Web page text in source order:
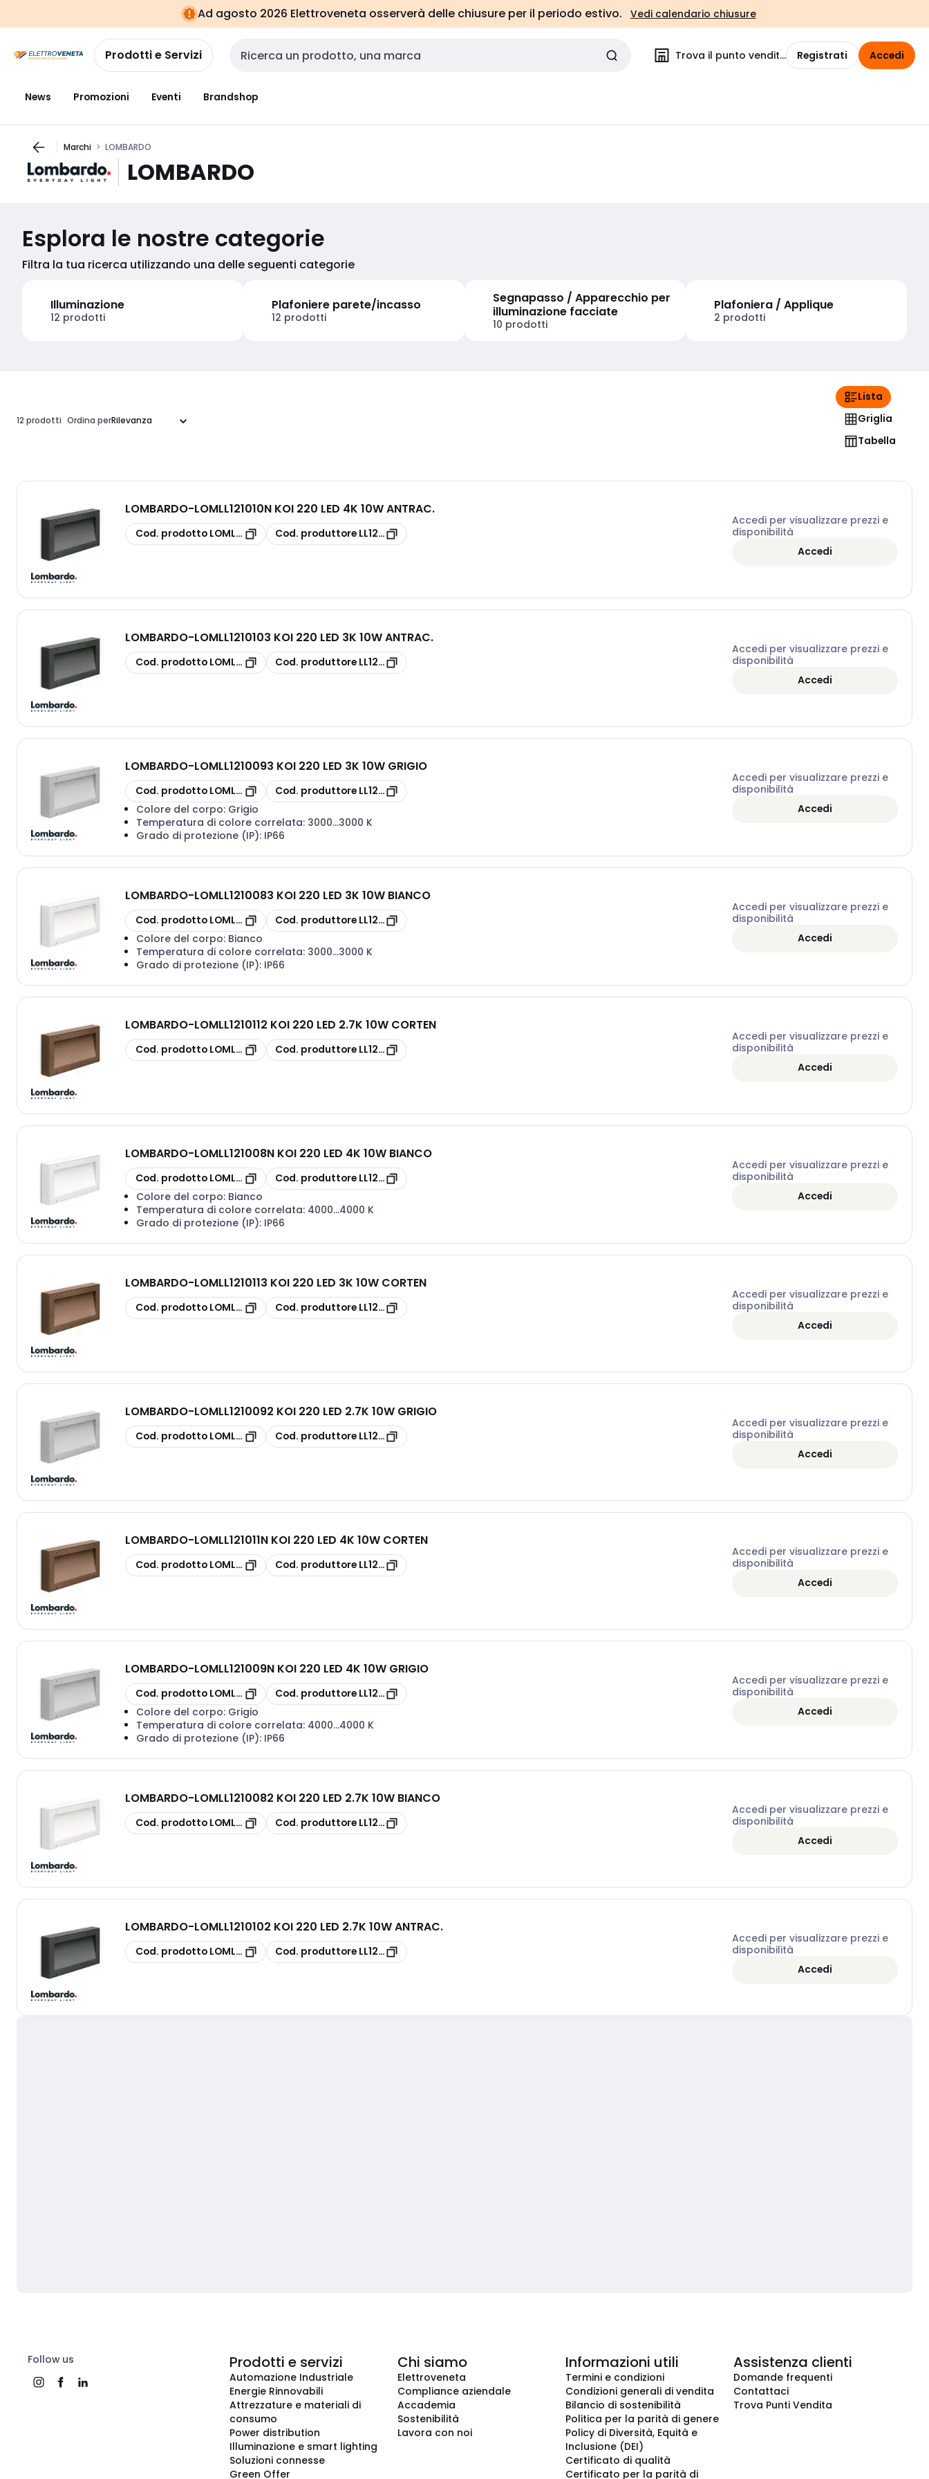
navigazionealla
pagina
Ad agosto 2026 Elettroveneta osserverà delle chiusure per il periodo estivo. Vedi calendario chiusure
Prodotti e Servizi Cerca input Trova il punto vendita Registrati Accedi
News Promozioni Eventi Brandshop
Marchi LOMBARDO
LOMBARDO
Esplora le nostre categorie
Filtra la tua ricerca utilizzando una delle seguenti categorie
Illuminazione
12 prodotti
Plafoniere parete/incasso
12 prodotti
Segnapasso / Apparecchio per
illuminazione facciate
10 prodotti
Plafoniera / Applique
2 prodotti
12 prodotti Ordina per
Lista
Griglia
Tabella
LOMBARDO-LOMLL121010N KOI 220 LED 4K 10W ANTRAC.
copia
Cod. prodotto LOMLL121010Ncopia
Cod. produttore LL121010N
Accedi per visualizzare prezzi e
disponibilità
Accedi
LOMBARDO-LOMLL1210103 KOI 220 LED 3K 10W ANTRAC.
copia
Cod. prodotto LOMLL1210103copia
Cod. produttore LL1210103
Accedi per visualizzare prezzi e
disponibilità
Accedi
LOMBARDO-LOMLL1210093 KOI 220 LED 3K 10W GRIGIO
copia
Cod. prodotto LOMLL1210093copia
Cod. produttore LL1210093
Colore del corpo: Grigio
Temperatura di colore correlata: 3000...3000 K
Grado di protezione (IP): IP66
Accedi per visualizzare prezzi e
disponibilità
Accedi
LOMBARDO-LOMLL1210083 KOI 220 LED 3K 10W BIANCO
copia
Cod. prodotto LOMLL1210083copia
Cod. produttore LL1210083
Colore del corpo: Bianco
Temperatura di colore correlata: 3000...3000 K
Grado di protezione (IP): IP66
Accedi per visualizzare prezzi e
disponibilità
Accedi
LOMBARDO-LOMLL1210112 KOI 220 LED 2.7K 10W CORTEN
copia
Cod. prodotto LOMLL1210112copia
Cod. produttore LL1210112
Accedi per visualizzare prezzi e
disponibilità
Accedi
LOMBARDO-LOMLL121008N KOI 220 LED 4K 10W BIANCO
copia
Cod. prodotto LOMLL121008Ncopia
Cod. produttore LL121008N
Colore del corpo: Bianco
Temperatura di colore correlata: 4000...4000 K
Grado di protezione (IP): IP66
Accedi per visualizzare prezzi e
disponibilità
Accedi
LOMBARDO-LOMLL1210113 KOI 220 LED 3K 10W CORTEN
copia
Cod. prodotto LOMLL1210113copia
Cod. produttore LL1210113
Accedi per visualizzare prezzi e
disponibilità
Accedi
LOMBARDO-LOMLL1210092 KOI 220 LED 2.7K 10W GRIGIO
copia
Cod. prodotto LOMLL1210092copia
Cod. produttore LL1210092
Accedi per visualizzare prezzi e
disponibilità
Accedi
LOMBARDO-LOMLL121011N KOI 220 LED 4K 10W CORTEN
copia
Cod. prodotto LOMLL121011Ncopia
Cod. produttore LL121011N
Accedi per visualizzare prezzi e
disponibilità
Accedi
LOMBARDO-LOMLL121009N KOI 220 LED 4K 10W GRIGIO
copia
Cod. prodotto LOMLL121009Ncopia
Cod. produttore LL121009N
Colore del corpo: Grigio
Temperatura di colore correlata: 4000...4000 K
Grado di protezione (IP): IP66
Accedi per visualizzare prezzi e
disponibilità
Accedi
LOMBARDO-LOMLL1210082 KOI 220 LED 2.7K 10W BIANCO
copia
Cod. prodotto LOMLL1210082copia
Cod. produttore LL1210082
Accedi per visualizzare prezzi e
disponibilità
Accedi
LOMBARDO-LOMLL1210102 KOI 220 LED 2.7K 10W ANTRAC.
copia
Cod. prodotto LOMLL1210102copia
Cod. produttore LL1210102
Accedi per visualizzare prezzi e
disponibilità
Accedi
Follow us Prodotti e servizi
Automazione Industriale
Energie Rinnovabili
Attrezzature e materiali di
consumo
Power distribution
Illuminazione e smart lighting
Soluzioni connesse
Green Offer
Chi siamo
Elettroveneta
Compliance aziendale
Accademia
Sostenibilità
Lavora con noi
Informazioni utili
Termini e condizioni
Condizioni generali di vendita
Bilancio di sostenibilità
Politica per la parità di genere
Policy di Diversità, Equità e
Inclusione (DEI)
Certificato di qualità
Certificato per la parità di
Assistenza clienti
Domande frequenti
Contattaci
Trova Punti Vendita